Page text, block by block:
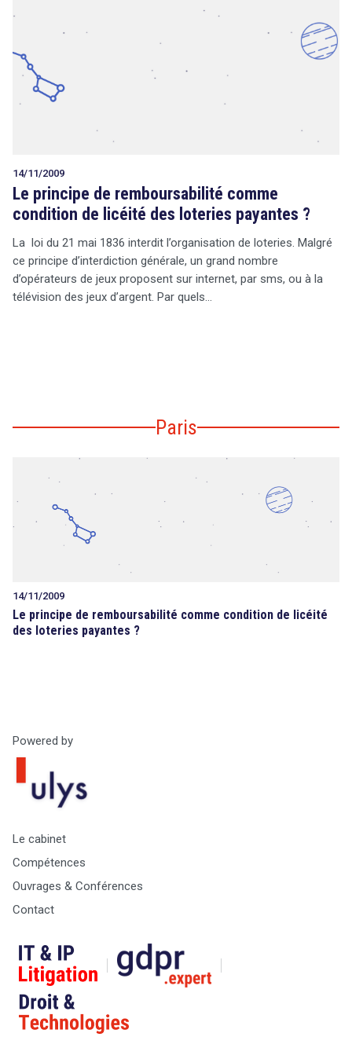
14/11/2009
Le principe de remboursabilité comme
condition de licéité des loteries payantes ?
La loi du 21 mai 1836 interdit l’organisation de loteries. Malgré
ce principe d’interdiction générale, un grand nombre
d’opérateurs de jeux proposent sur internet, par sms, ou à la
télévision des jeux d’argent. Par quels…
Paris
14/11/2009
Le principe de remboursabilité comme condition de licéité
des loteries payantes ?
Powered by
Le cabinet
Compétences
Ouvrages & Conférences
Contact